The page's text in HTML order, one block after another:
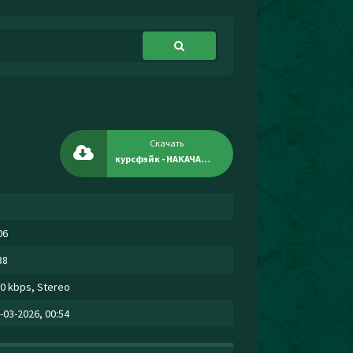
Скачать
курсфэйк - НАКАЧАЮТСЯ НЕ ВСЕ
kbps, Stereo
03-2026, 00:54